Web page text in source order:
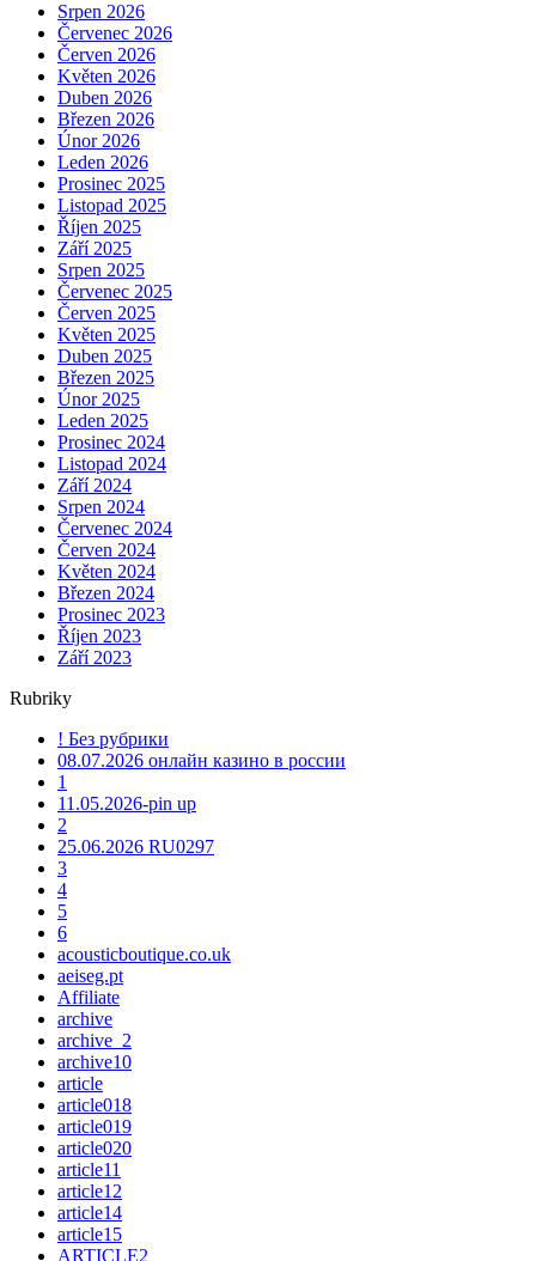
Srpen 2026
Červenec 2026
Červen 2026
Květen 2026
Duben 2026
Březen 2026
Únor 2026
Leden 2026
Prosinec 2025
Listopad 2025
Říjen 2025
Září 2025
Srpen 2025
Červenec 2025
Červen 2025
Květen 2025
Duben 2025
Březen 2025
Únor 2025
Leden 2025
Prosinec 2024
Listopad 2024
Září 2024
Srpen 2024
Červenec 2024
Červen 2024
Květen 2024
Březen 2024
Prosinec 2023
Říjen 2023
Září 2023
Rubriky
! Без рубрики
08.07.2026 онлайн казино в россии
1
11.05.2026-pin up
2
25.06.2026 RU0297
3
4
5
6
acousticboutique.co.uk
aeiseg.pt
Affiliate
archive
archive_2
archive10
article
article018
article019
article020
article11
article12
article14
article15
ARTICLE2